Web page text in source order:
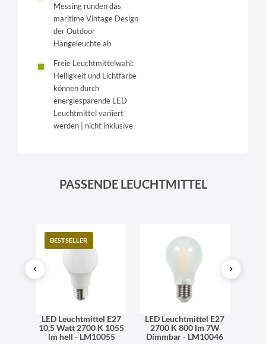
Messing runden das
maritime Vintage Design
der Outdoor
Hängeleuchte ab
Freie Leuchtmittelwahl:
Helligkeit und Lichtfarbe
können durch
energiesparende LED
Leuchtmittel variiert
werden | nicht inklusive
PASSENDE LEUCHTMITTEL
BESTSELLER
LED Leuchtmittel E27
10,5 Watt 2700 K 1055
lm hell - LM10055
LED Leuchtmittel E27
2700 K 800 lm 7W
Dimmbar - LM10046